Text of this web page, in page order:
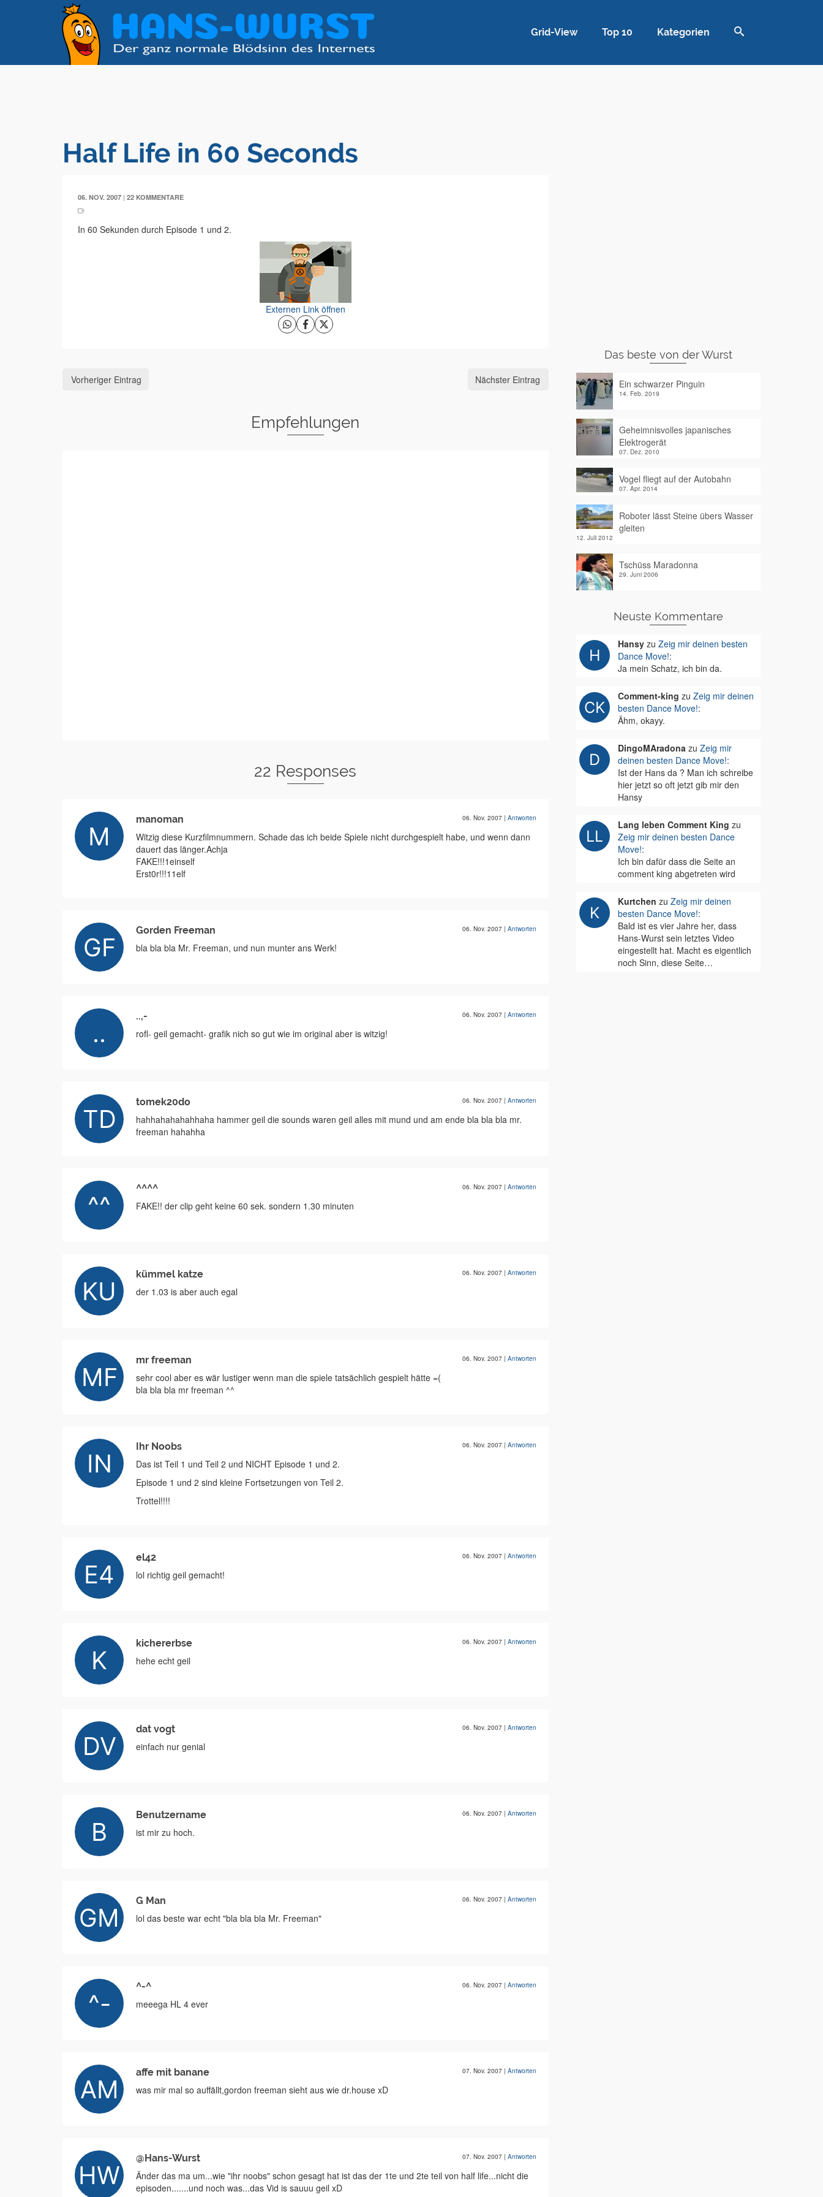
Grid-View Top 10 Kategorien
Half Life in 60 Seconds
06. NOV. 2007 | 22 KOMMENTARE
In 60 Sekunden durch Episode 1 und 2.
Externen Link öffnen
Vorheriger Eintrag Nächster Eintrag
Empfehlungen
22 Responses
manoman 06. Nov. 2007 | Antworten
Witzig diese Kurzfilmnummern. Schade das ich beide Spiele nicht durchgespielt habe, und wenn dann
dauert das länger.Achja
FAKE!!!1einself
Erst0r!!!11elf
Gorden Freeman 06. Nov. 2007 | Antworten
bla bla bla Mr. Freeman, und nun munter ans Werk!
..,- 06. Nov. 2007 | Antworten
rofl- geil gemacht- grafik nich so gut wie im original aber is witzig!
tomek20do 06. Nov. 2007 | Antworten
hahhahahahahhaha hammer geil die sounds waren geil alles mit mund und am ende bla bla bla mr.
freeman hahahha
^^^^ 06. Nov. 2007 | Antworten
FAKE!! der clip geht keine 60 sek. sondern 1.30 minuten
kümmel katze 06. Nov. 2007 | Antworten
der 1.03 is aber auch egal
mr freeman 06. Nov. 2007 | Antworten
sehr cool aber es wär lustiger wenn man die spiele tatsächlich gespielt hätte =(
bla bla bla mr freeman ^^
Ihr Noobs 06. Nov. 2007 | Antworten
Das ist Teil 1 und Teil 2 und NICHT Episode 1 und 2.
Episode 1 und 2 sind kleine Fortsetzungen von Teil 2.
Trottel!!!!
el42 06. Nov. 2007 | Antworten
lol richtig geil gemacht!
kichererbse 06. Nov. 2007 | Antworten
hehe echt geil
dat vogt 06. Nov. 2007 | Antworten
einfach nur genial
Benutzername 06. Nov. 2007 | Antworten
ist mir zu hoch.
G Man 06. Nov. 2007 | Antworten
lol das beste war echt "bla bla bla Mr. Freeman"
^-^ 06. Nov. 2007 | Antworten
meeega HL 4 ever
affe mit banane 07. Nov. 2007 | Antworten
was mir mal so auffällt,gordon freeman sieht aus wie dr.house xD
@Hans-Wurst 07. Nov. 2007 | Antworten
Änder das ma um...wie "ihr noobs" schon gesagt hat ist das der 1te und 2te teil von half life...nicht die
episoden.......und noch was...das Vid is sauuu geil xD
Das beste von der Wurst
Ein schwarzer Pinguin
14. Feb. 2019
Geheimnisvolles japanisches
Elektrogerät
07. Dez. 2010
Vogel fliegt auf der Autobahn
07. Apr. 2014
Roboter lässt Steine übers Wasser
gleiten
12. Juli 2012
Tschüss Maradonna
29. Juni 2006
Neuste Kommentare
Hansyzu Zeig mir deinen besten
Dance Move!:
Ja mein Schatz, ich bin da.
Comment-king zu Zeig mir deinen
besten Dance Move!:
Ähm, okayy.
DingoMAradonazu Zeig mir
deinen besten Dance Move!:
Ist der Hans da ? Man ich schreibe
hier jetzt so oft jetzt gib mir den
Hansy
Lang leben Comment King zu
Zeig mir deinen besten Dance
Move!:
Ich bin dafür dass die Seite an
comment king abgetreten wird
Kurtchen zu Zeig mir deinen
besten Dance Move!:
Bald ist es vier Jahre her, dass
Hans-Wurst sein letztes Video
eingestellt hat. Macht es eigentlich
noch Sinn, diese Seite…